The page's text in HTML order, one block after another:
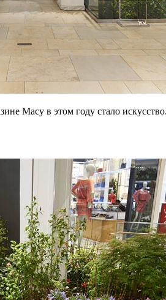
Macy в этом году стало